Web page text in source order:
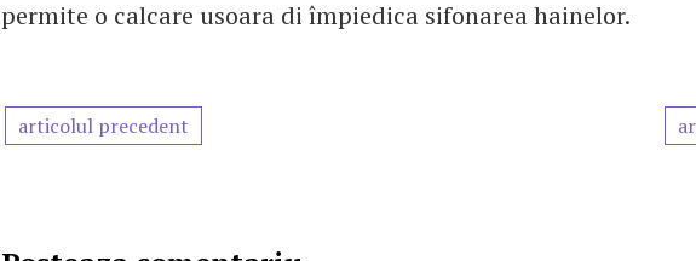
permite o calcare usoara di împiedica sifonarea hainelor.
articolul precedent